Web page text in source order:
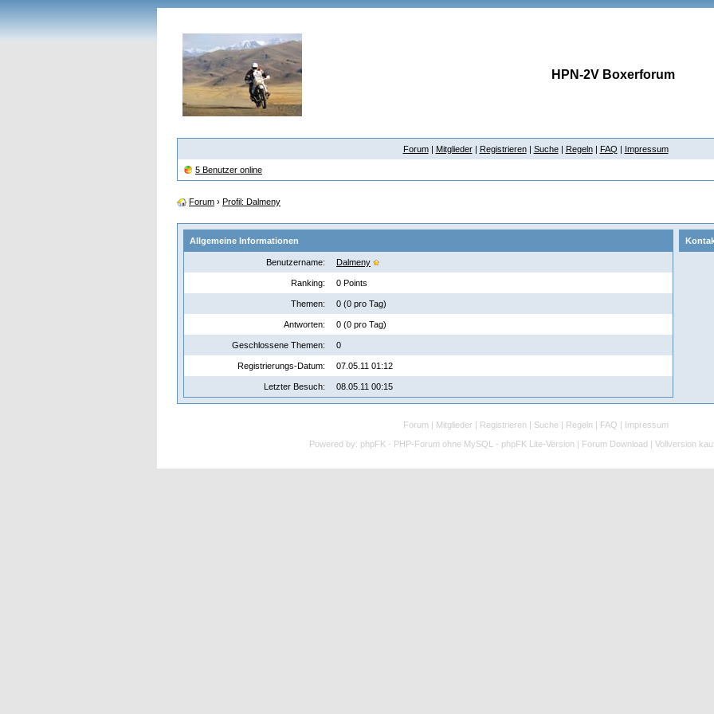
HPN-2V Boxerforum
Forum| Mitglieder| Registrieren| Suche| Regeln| FAQ | Impressum
5 Benutzer online
Forum › Profil: Dalmeny
Allgemeine Informationen
Benutzername: Dalmeny
Ranking: 0 Points
Themen: 0 (0 pro Tag)
Antworten: 0 (0 pro Tag)
Geschlossene Themen: 0
Registrierungs-Datum: 07.05.11 01:12
Letzter Besuch: 08.05.11 00:15
Forum | Mitglieder | Registrieren | Suche | Regeln | FAQ | Impressum
Powered by: phpFK - PHP-Forum ohne MySQL - phpFK Lite-Version | Forum Download | Vollversion